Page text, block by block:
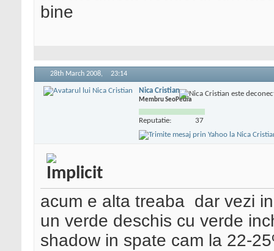
bine
28th March 2008, 23:14
Nica Cristian
Membru SeoPedia
Reputatie: 37
acum e alta treaba dar vezi
un verde deschis cu verde
shadow in spate cam la 22-